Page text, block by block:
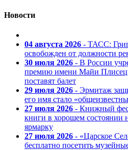
Новости
04 августа 2026 - ТАСС:
освобожден от должности
30 июля 2026 - В России
премию имени Майи
поставят балет
29 июля 2026 - Эрмитаж
его имя стало
27 июля 2026 - Книжный
книги в хорошем состоянии
ярмарку
27 июля 2026 - «Царское
бесплатно посетить